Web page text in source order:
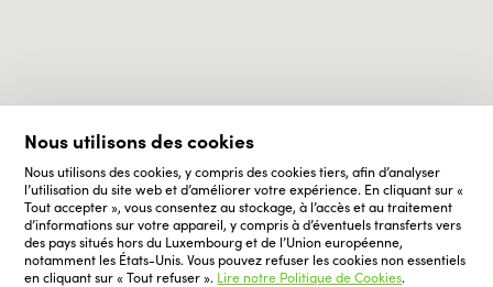
Nous utilisons des cookies
Nous utilisons des cookies, y compris des cookies tiers, afin d’analyser
l’utilisation du site web et d’améliorer votre expérience. En cliquant sur «
Tout accepter », vous consentez au stockage, à l’accès et au traitement
d’informations sur votre appareil, y compris à d’éventuels transferts vers
des pays situés hors du Luxembourg et de l’Union européenne,
notamment les États-Unis. Vous pouvez refuser les cookies non essentiels
en cliquant sur « Tout refuser ». Lire notre Politique de Cookies.